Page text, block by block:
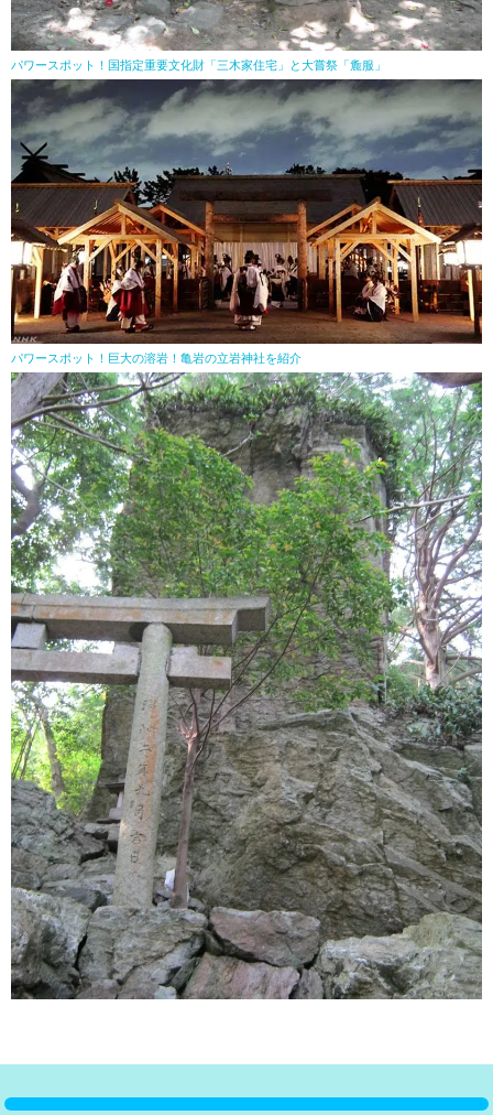
パワースポット！国指定重要文化財「三木家住宅」と大嘗祭「麁服」
パワースポット！巨大の溶岩！亀岩の立岩神社を紹介